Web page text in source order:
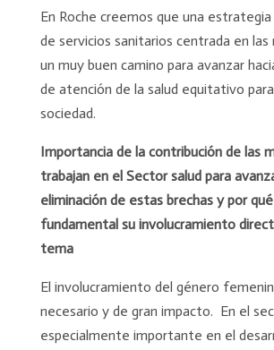
En Roche creemos que una
de servicios sanitarios centrada en las
un muy buen camino para avanzar
de atención de la salud equitativo
sociedad.
Importancia de la contribución de las
trabajan en el Sector salud para
eliminación de estas brechas y por
fundamental su involucramiento
tema
El involucramiento del género
necesario y de gran impacto. En el
especialmente importante en el